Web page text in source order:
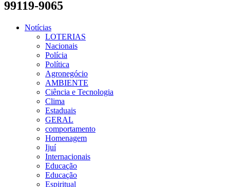
99119-9065
Notícias
LOTERIAS
Nacionais
Polícia
Política
Agronegócio
AMBIENTE
Ciência e Tecnologia
Clima
Estaduais
GERAL
comportamento
Homenagem
Ijuí
Internacionais
Educação
Educação
Espiritual